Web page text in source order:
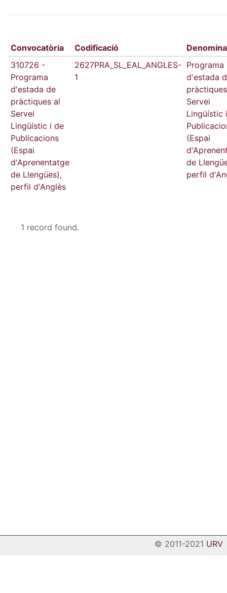
Convocatòria Codificació
310726 -
Programa
d'estada de
pràctiques al
Servei
Lingüístic i de
Publicacions
(Espai
d'Aprenentatge
de Llengües),
perfil d'Anglès
2627PRA_SL_EAL_ANGLES-
1
Programa
d'estada
Servei
Lingüístic
(Espai
de
perfil
1 record found.
© 2011-2021 URV